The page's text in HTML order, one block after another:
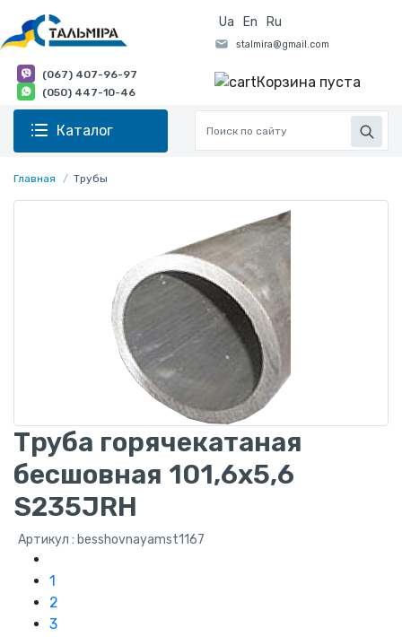
Ua En Ru
(067) 407-96-97
(050) 447-10-46
Корзина пуста
Каталог
Главная Трубы
Труба горячекатаная
бесшовная 101,6х5,6
S235JRH
Артикул : besshovnayamst1167
1
2
3